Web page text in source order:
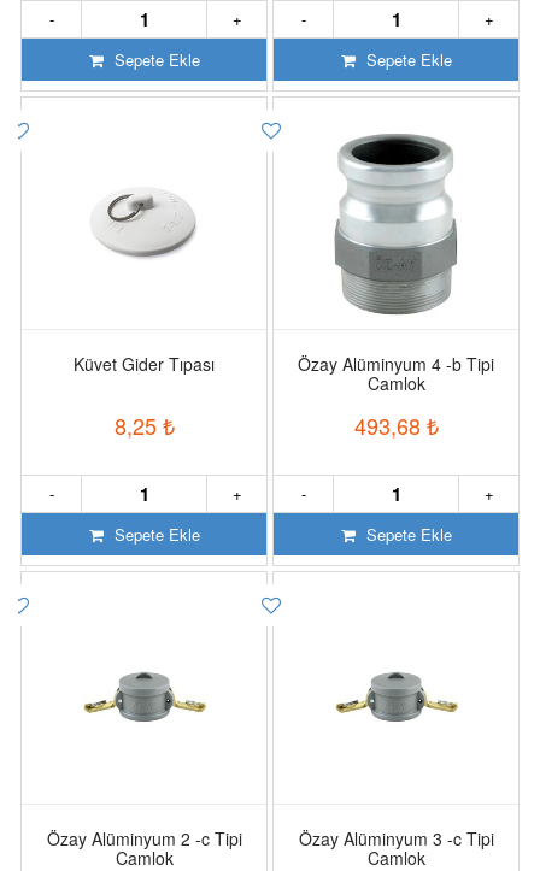
+
-
Sepete Ekle
+
-
Sepete Ekle
Küvet Gider Tıpası
8,25₺
+
-
Sepete Ekle
Özay Alüminyum 4 -b Tipi
Camlok
493,68₺
+
-
Sepete Ekle
Özay Alüminyum 2 -c Tipi
Camlok
Özay Alüminyum 3 -c Tipi
Camlok